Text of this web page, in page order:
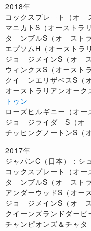
2018年
コックスプレート（オー
マニカトS（オーストラ
ターンブルS（オースト
エプソムH（オーストラ
ジョージメインS（オー
ウィンクスS（オースト
クイーンエリザベスS（
オーストラリアンオーク
トゥン
ローズヒルギニー（オー
ジョージライダーS（オ
チッピングノートンS（
2017年
ジャパンC（日本）：シ
コックスプレート（オー
ターンブルS（オースト
アンダーウッドS（オー
ジョージメインS（オー
クイーンズランドダービ
チャンピオンズ＆チャタ